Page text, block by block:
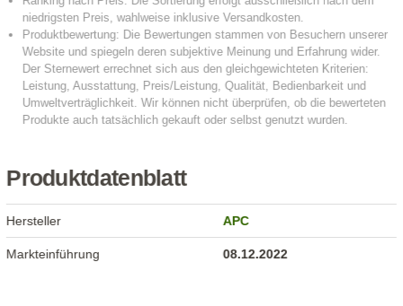
Produktdatenblatt
Hersteller APC
Markteinführung 08.12.2022